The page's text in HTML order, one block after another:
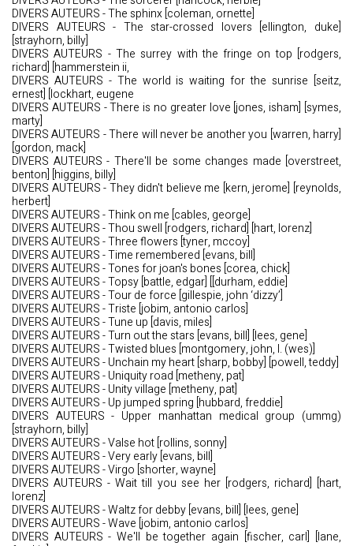
DIVERS AUTEURS - The sphinx [coleman, ornette]
DIVERS AUTEURS - The star-crossed lovers [ellington, duke]
[strayhorn, billy]
DIVERS AUTEURS - The surrey with the fringe on top [rodgers,
richard] [hammerstein ii,
DIVERS AUTEURS - The world is waiting for the sunrise [seitz,
ernest] [lockhart, eugene
DIVERS AUTEURS - There is no greater love [jones, isham] [symes,
marty]
DIVERS AUTEURS - There will never be another you [warren, harry]
[gordon, mack]
DIVERS AUTEURS - There'll be some changes made [overstreet,
benton] [higgins, billy]
DIVERS AUTEURS - They didn't believe me [kern, jerome] [reynolds,
herbert]
DIVERS AUTEURS - Think on me [cables, george]
DIVERS AUTEURS - Thou swell [rodgers, richard] [hart, lorenz]
DIVERS AUTEURS - Three flowers [tyner, mccoy]
DIVERS AUTEURS - Time remembered [evans, bill]
DIVERS AUTEURS - Tones for joan's bones [corea, chick]
DIVERS AUTEURS - Topsy [battle, edgar] [[durham, eddie]
DIVERS AUTEURS - Tour de force [gillespie, john ‘dizzy’]
DIVERS AUTEURS - Triste [jobim, antonio carlos]
DIVERS AUTEURS - Tune up [davis, miles]
DIVERS AUTEURS - Turn out the stars [evans, bill] [lees, gene]
DIVERS AUTEURS - Twisted blues [montgomery, john, l. (wes)]
DIVERS AUTEURS - Unchain my heart [sharp, bobby] [powell, teddy]
DIVERS AUTEURS - Uniquity road [metheny, pat]
DIVERS AUTEURS - Unity village [metheny, pat]
DIVERS AUTEURS - Up jumped spring [hubbard, freddie]
DIVERS AUTEURS - Upper manhattan medical group (ummg)
[strayhorn, billy]
DIVERS AUTEURS - Valse hot [rollins, sonny]
DIVERS AUTEURS - Very early [evans, bill]
DIVERS AUTEURS - Virgo [shorter, wayne]
DIVERS AUTEURS - Wait till you see her [rodgers, richard] [hart,
lorenz]
DIVERS AUTEURS - Waltz for debby [evans, bill] [lees, gene]
DIVERS AUTEURS - Wave [jobim, antonio carlos]
DIVERS AUTEURS - We'll be together again [fischer, carl] [lane,